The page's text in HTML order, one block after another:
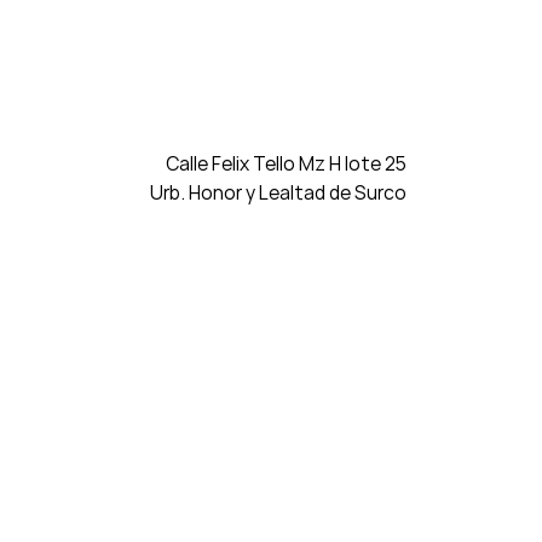
Calle Felix Tello Mz H lote 25
Urb. Honor y Lealtad de Surco